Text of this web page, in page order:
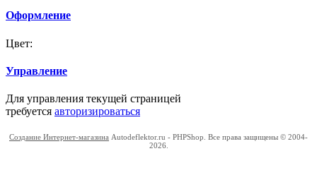
Оформление
Цвет:
Управление
Для управления текущей страницей
требуется авторизироваться
Создание Интернет-магазина Autodeflektor.ru - PHPShop. Все права защищены © 2004-
2026.